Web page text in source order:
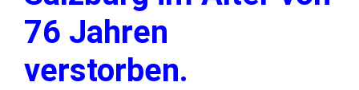
76 Jahren
verstorben.